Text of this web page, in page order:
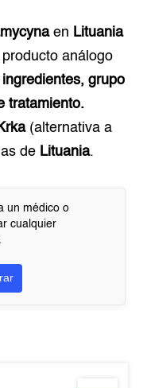
en Lituania
análogo
ingredientes, grupo
tratamiento.
(alternativa a
de Lituania.
un médico o
cualquier